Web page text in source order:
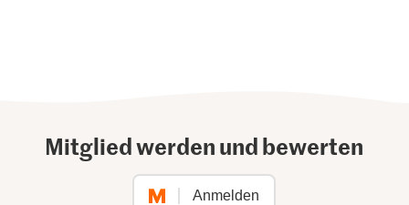
Mitglied werden und bewerten
Anmelden